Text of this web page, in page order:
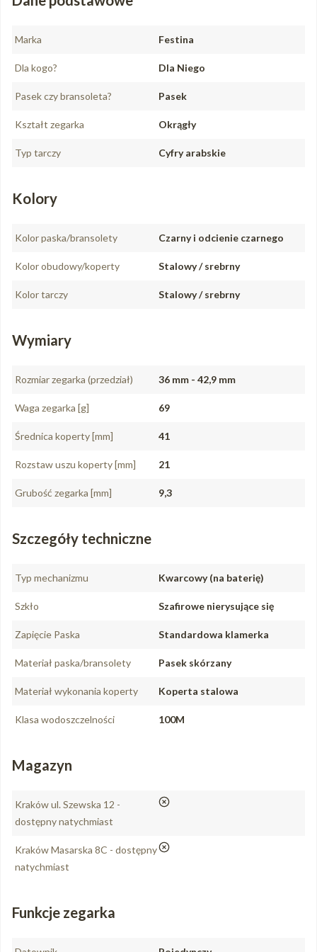
Marka Festina
Dla kogo? Dla Niego
Pasek czy bransoleta? Pasek
Kształt zegarka Okrągły
Typ tarczy Cyfry arabskie
Kolory
Kolor paska/bransolety Czarny i odcienie czarnego
Kolor obudowy/koperty Stalowy / srebrny
Kolor tarczy Stalowy / srebrny
Wymiary
Rozmiar zegarka (przedział) 36 mm - 42,9 mm
Waga zegarka [g] 69
Średnica koperty [mm] 41
Rozstaw uszu koperty [mm] 21
Grubość zegarka [mm] 9,3
Szczegóły techniczne
Typ mechanizmu Kwarcowy (na baterię)
Szkło Szafirowe nierysujące się
Zapięcie Paska Standardowa klamerka
Materiał paska/bransolety Pasek skórzany
Materiał wykonania koperty Koperta stalowa
Klasa wodoszczelności 100M
Magazyn
Kraków ul. Szewska 12 -
dostępny natychmiast
nie
Kraków Masarska 8C - dostępny
natychmiast
nie
Funkcje zegarka